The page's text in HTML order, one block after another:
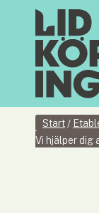
Start/
Vi hjälper dig